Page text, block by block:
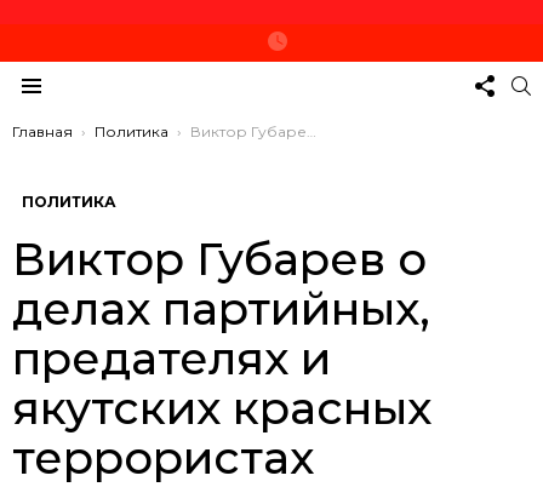
Вы здесь:
Главная Политика Виктор Губарев о делах партийных, предателях и якутских красных террористах
ПОЛИТИКА
Виктор Губарев о
делах партийных,
предателях и
якутских красных
террористах